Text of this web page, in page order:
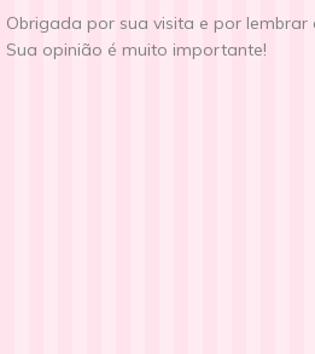
Obrigada por sua visita e por lembrar
Sua opinião é muito importante!